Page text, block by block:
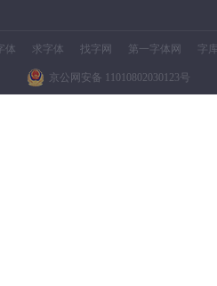
体 求字体 找字网 第一字体网 字
京公网安备 11010802030123号